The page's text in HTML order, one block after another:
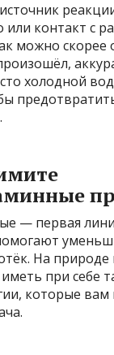
или контакт с
можно скорее
холодной
— первая
На
при себе
которые вам